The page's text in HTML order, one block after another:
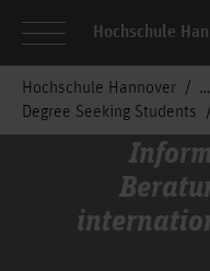
Hochschule
Hochschule Hannover
Degree Seeking Students